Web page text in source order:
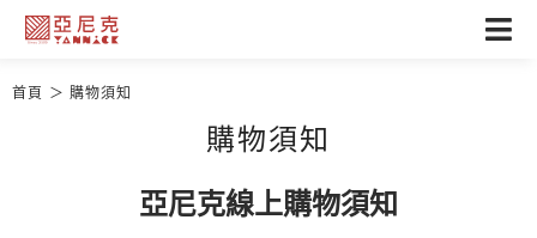
首頁 購物須知
購物須知
亞尼克線上購物須知